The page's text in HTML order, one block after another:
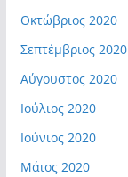
Οκτώβριος 2020
Σεπτέμβριος 2020
Αύγουστος 2020
Ιούλιος 2020
Ιούνιος 2020
Μάιος 2020